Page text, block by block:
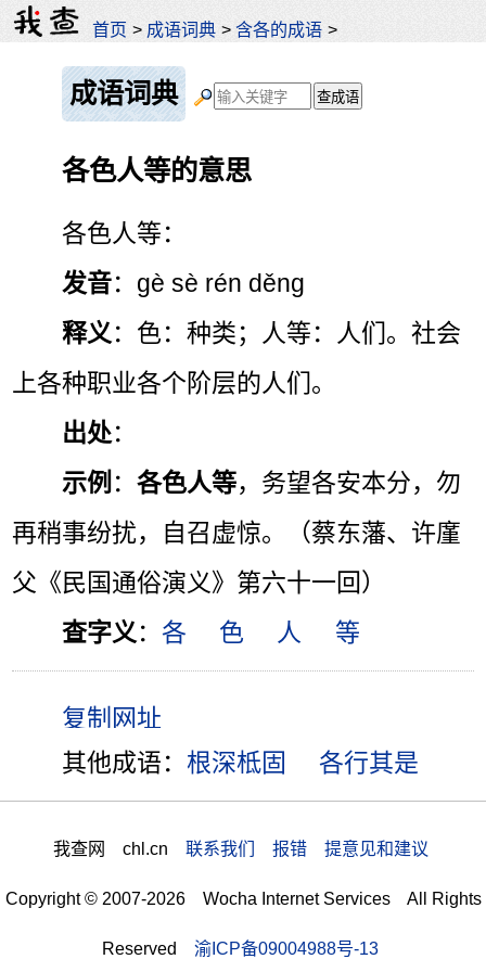
首页 > 成语词典 >含各的成语 >
成语词典
各色人等的意思
各色人等：
发音：gè sè rén děng
释义 ：色：种类；人等：人们。社会
上各种职业各个阶层的人们。
出处：
示例 ：各色人等，务望各安本分，勿
再稍事纷扰，自召虚惊。（蔡东藩、许廑
父《民国通俗演义》第六十一回）
查字义 ：各 色 人 等
其他成语： 根深柢固 各行其是
我查网 chl.cn 联系我们 报错 提意见和建议
Copyright © 2007-2026 Wocha Internet Services All Rights
Reserved 渝ICP备09004988号-13